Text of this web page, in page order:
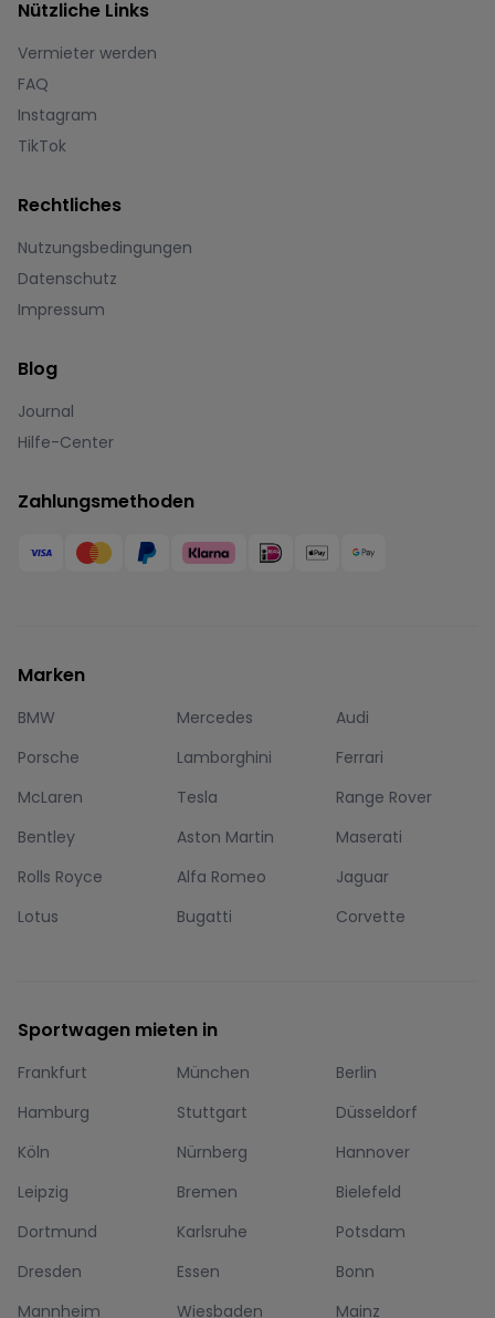
Nützliche Links
Vermieter werden
FAQ
Instagram
TikTok
Rechtliches
Nutzungsbedingungen
Datenschutz
Impressum
Blog
Journal
Hilfe-Center
Zahlungsmethoden
Marken
BMW Mercedes
Audi
Porsche
Lamborghini
Ferrari
McLaren
Tesla
Range Rover
Bentley
Aston Martin
Maserati
Rolls Royce
Alfa Romeo
Jaguar
Lotus
Bugatti Corvette
Sportwagen mieten in
Frankfurt München
Berlin
Hamburg
Stuttgart
Düsseldorf
Köln
Nürnberg
Hannover
Leipzig
Bremen
Bielefeld
Dortmund
Karlsruhe
Potsdam
Dresden
Essen
Bonn
Mannheim
Wiesbaden Mainz